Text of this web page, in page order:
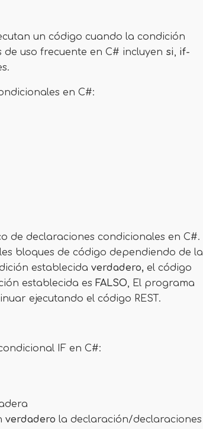
un código cuando la condición
uso frecuente en C# incluyen si, if-
en C#:
de declaraciones condicionales en C#.
bloques de código dependiendo de la
establecida verdadero, el código
establecida es FALSO, El programa
ejecutando el código REST.
IF en C#:
verdadero la declaración/declaraciones